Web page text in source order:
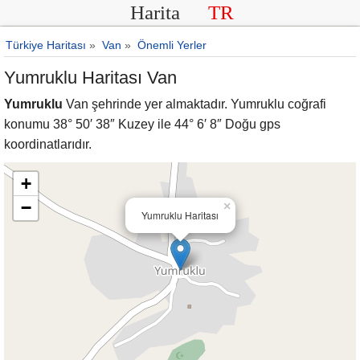
Harita TR
Türkiye Haritası » Van » Önemli Yerler
Yumruklu Haritası Van
Yumruklu Van şehrinde yer almaktadır. Yumruklu coğrafi
konumu 38° 50′ 38″ Kuzey ile 44° 6′ 8″ Doğu gps
koordinatlarıdır.
Yumruklu Haritası
×
+
−